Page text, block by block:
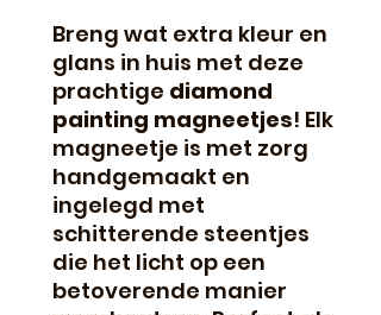
Breng wat extra kleur en
glans in huis met deze
prachtige diamond
painting magneetjes! Elk
magneetje is met zorg
handgemaakt en
ingelegd met
schitterende steentjes
die het licht op een
betoverende manier